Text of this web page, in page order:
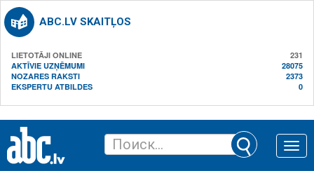
ABC.LV SKAITĻOS
LIETOTĀJI ONLINE
231
AKTĪVIE UZŅĒMUMI
28075
NOZARES RAKSTI
2373
EKSPERTU ATBILDES
0
Toggle